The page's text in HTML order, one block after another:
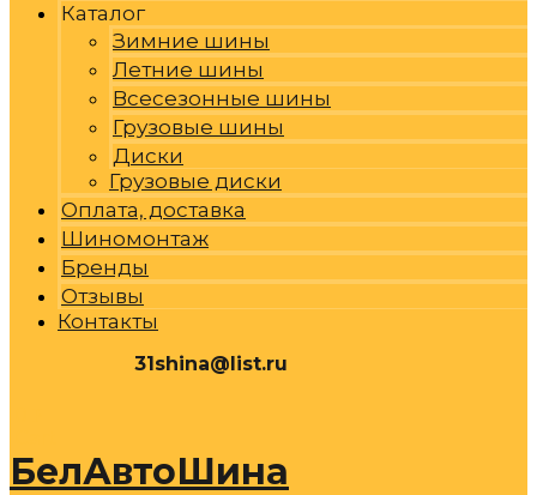
Каталог
Зимние шины
Летние шины
Всесезонные шины
Грузовые шины
Диски
Грузовые диски
Оплата, доставка
Шиномонтаж
Бренды
Отзывы
Контакты
31shina@list.ru
БелАвтоШина